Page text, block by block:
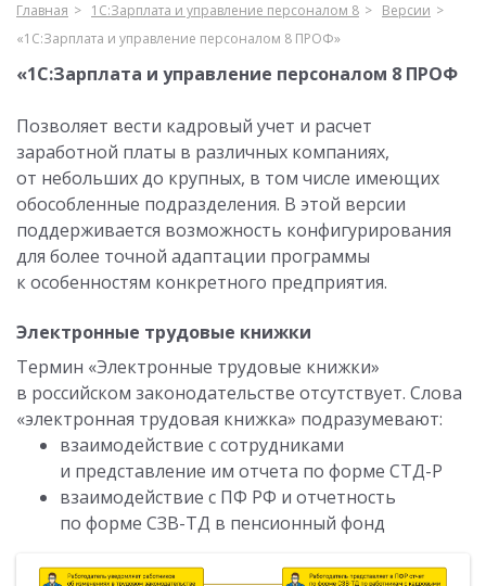
Главная 1С:Зарплата и управление персоналом 8
Версии
«1С:Зарплата и управление персоналом 8 ПРОФ»
«1С:Зарплата и управление персоналом 8 ПРОФ
Позволяет вести кадровый учет и расчет
заработной платы в различных компаниях,
от небольших до крупных, в том числе имеющих
обособленные подразделения. В этой версии
поддерживается возможность конфигурирования
для более точной адаптации программы
к особенностям конкретного предприятия.
Электронные трудовые книжки
Термин «Электронные трудовые книжки»
в российском законодательстве отсутствует. Слова
«электронная трудовая книжка» подразумевают:
взаимодействие с сотрудниками
и представление им отчета по форме СТД-Р
взаимодействие с ПФ РФ и отчетность
по форме СЗВ-ТД в пенсионный фонд